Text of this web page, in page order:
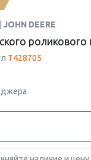
JOHN DEERE
T428705